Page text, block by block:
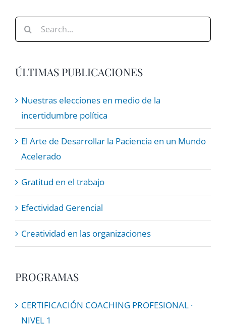
Search
for:
ÚLTIMAS PUBLICACIONES
Nuestras elecciones en medio de la
incertidumbre política
El Arte de Desarrollar la Paciencia en un Mundo
Acelerado
Gratitud en el trabajo
Efectividad Gerencial
Creatividad en las organizaciones
PROGRAMAS
CERTIFICACIÓN COACHING PROFESIONAL ·
NIVEL 1